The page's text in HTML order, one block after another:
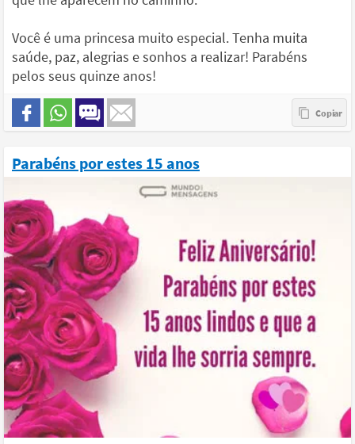
Você é uma princesa muito especial. Tenha muita
saúde, paz, alegrias e sonhos a realizar! Parabéns
pelos seus quinze anos!
Parabéns por estes 15 anos